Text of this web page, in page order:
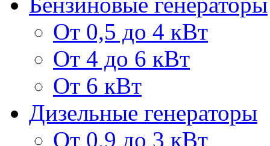
От 0,5 до 4 кВт
От 4 до 6 кВт
От 6 кВт
Дизельные генераторы
От 0,9 до 3 кВт